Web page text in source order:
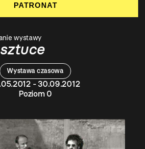
PATRONAT
wystawy
Wystawa czasowa
- 30.09.2012
Poziom 0